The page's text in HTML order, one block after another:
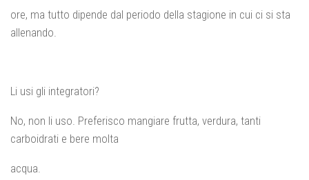
ore, ma tutto dipende dal periodo della stagione in cui ci si sta
allenando.
Li usi gli integratori?
No, non li uso. Preferisco mangiare frutta, verdura, tanti
carboidrati e bere molta
acqua.